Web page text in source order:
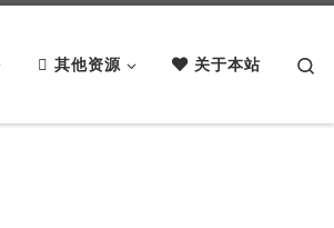
其他资源 关于本站